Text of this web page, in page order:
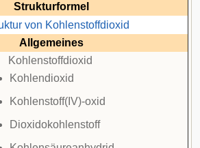
Strukturformel
Allgemeines
Kohlenstoffdioxid
Kohlendioxid
Kohlenstoff(IV)-oxid
Dioxidokohlenstoff